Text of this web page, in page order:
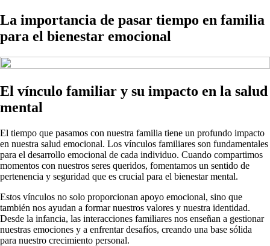
La importancia de pasar tiempo en familia
para el bienestar emocional
El vínculo familiar y su impacto en la salud
mental
El tiempo que pasamos con nuestra familia tiene un profundo impacto
en nuestra salud emocional. Los vínculos familiares son fundamentales
para el desarrollo emocional de cada individuo. Cuando compartimos
momentos con nuestros seres queridos, fomentamos un sentido de
pertenencia y seguridad que es crucial para el bienestar mental.
Estos vínculos no solo proporcionan apoyo emocional, sino que
también nos ayudan a formar nuestros valores y nuestra identidad.
Desde la infancia, las interacciones familiares nos enseñan a gestionar
nuestras emociones y a enfrentar desafíos, creando una base sólida
para nuestro crecimiento personal.